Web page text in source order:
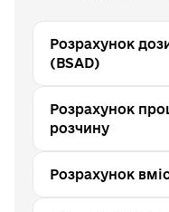
Розрахунок
(BSAD)
Розрахунок
розчину
Розрахунок